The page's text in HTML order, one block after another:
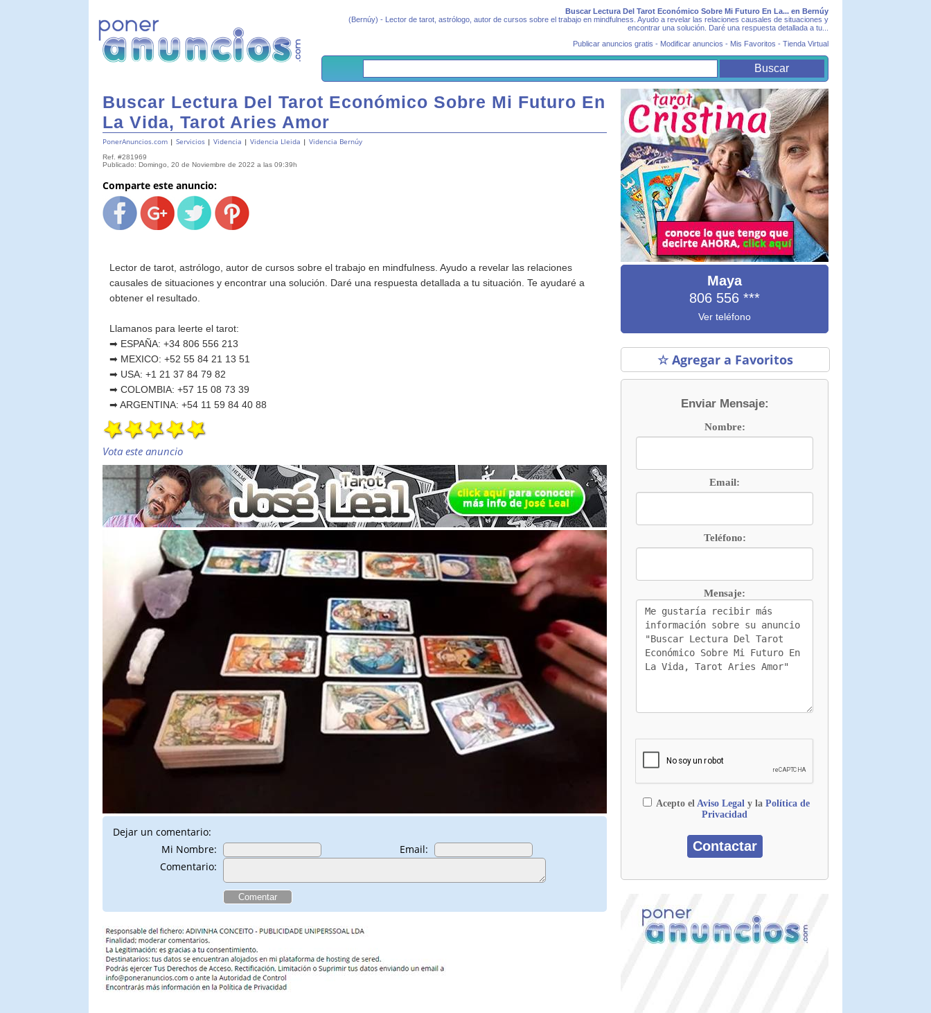
Buscar Lectura Del Tarot Económico Sobre Mi Futuro En La... en Bernúy
(Bernúy) - Lector de tarot, astrólogo, autor de cursos sobre el trabajo en mindfulness. Ayudo a revelar las relaciones causales de situaciones y
encontrar una solución. Daré una respuesta detallada a tu...
Publicar anuncios gratis - Modificar anuncios - Mis Favoritos - Tienda Virtual
Buscar Lectura Del Tarot Económico Sobre Mi Futuro En
La Vida, Tarot Aries Amor
PonerAnuncios.com | Servicios | Videncia | Videncia Lleida | Videncia Bernúy
Ref. #281969
Publicado: Domingo, 20 de Noviembre de 2022 a las 09:39h
Comparte este anuncio:
Lector de tarot, astrólogo, autor de cursos sobre el trabajo en mindfulness. Ayudo a revelar las relaciones
causales de situaciones y encontrar una solución. Daré una respuesta detallada a tu situación. Te ayudaré a
obtener el resultado.
Llamanos para leerte el tarot:
➡ ESPAÑA: +34 806 556 213
➡ MEXICO: +52 55 84 21 13 51
➡ USA: +1 21 37 84 79 82
➡ COLOMBIA: +57 15 08 73 39
➡ ARGENTINA: +54 11 59 84 40 88
Vota este anuncio
Dejar un comentario:
Mi Nombre:
Email:
Comentario:
Maya
806 556 ***
Ver teléfono
☆ Agregar a Favoritos
Enviar Mensaje:
Nombre:
Email:
Teléfono:
Mensaje:
Acepto el Aviso Legaly la Política de
Privacidad